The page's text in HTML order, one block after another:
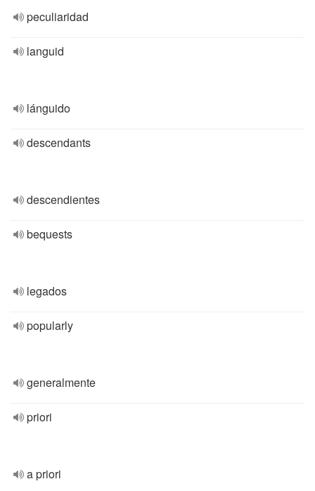
peculiaridad
languid
lánguido
descendants
descendientes
bequests
legados
popularly
generalmente
priori
a priori